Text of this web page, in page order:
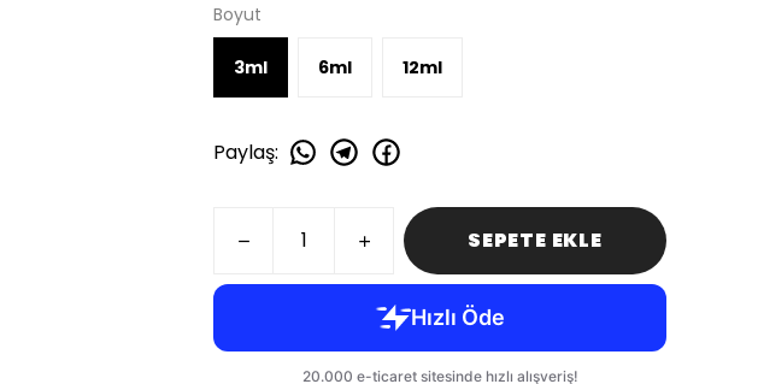
Boyut
3ml 6ml 12ml
Paylaş:
SEPETE EKLE